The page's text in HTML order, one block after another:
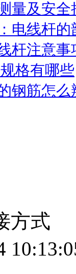
量及安全
电线杆的
杆注意事
格有哪些
钢筋怎么
方式